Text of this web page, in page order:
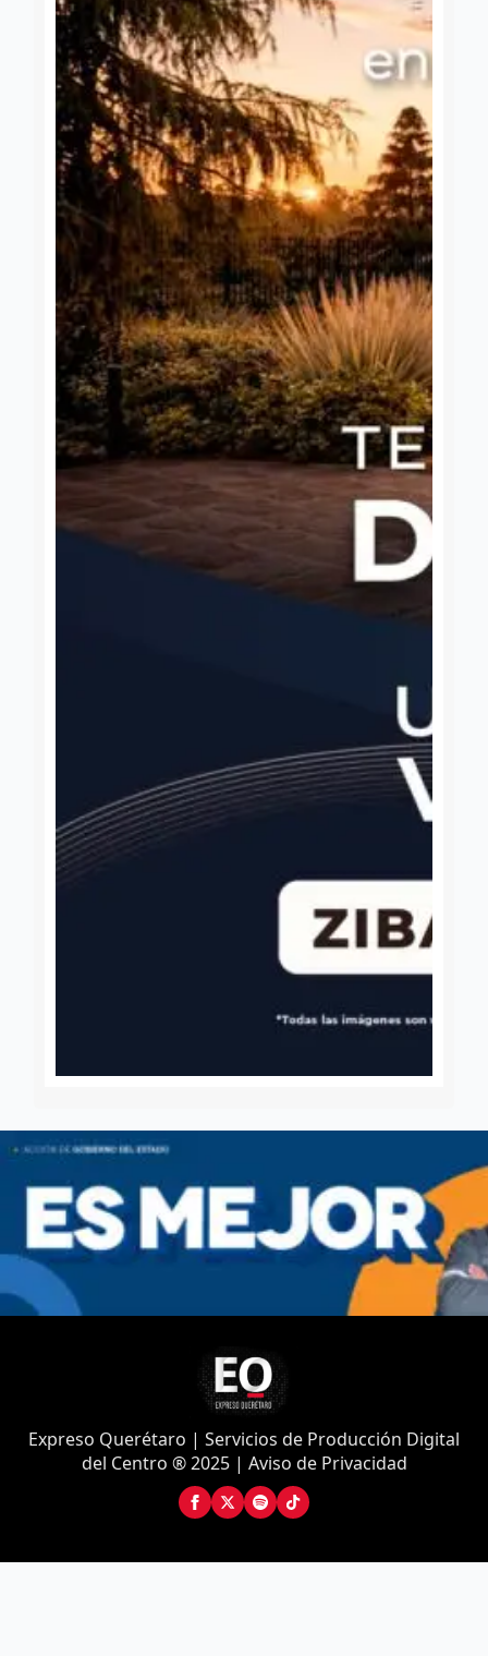
Expreso Querétaro | Servicios de Producción Digital
del Centro ® 2025 | Aviso de Privacidad